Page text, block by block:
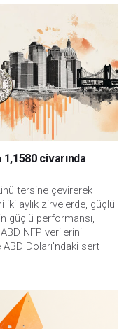
1,1580 civarında
tersine çevirerek
aylık zirvelerde, güçlü
güçlü performansı,
ABD NFP verilerini
Doları'ndaki sert